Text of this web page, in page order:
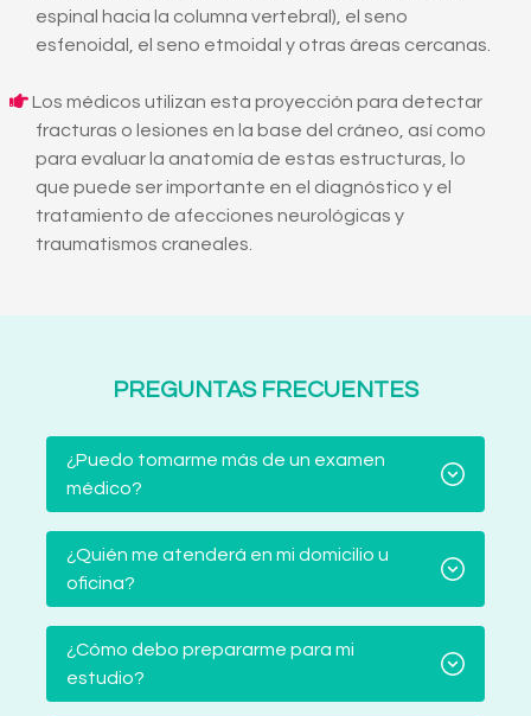
espinal hacia la columna vertebral), el seno
esfenoidal, el seno etmoidal y otras áreas cercanas.
Los médicos utilizan esta proyección para detectar
fracturas o lesiones en la base del cráneo, así como
para evaluar la anatomía de estas estructuras, lo
que puede ser importante en el diagnóstico y el
tratamiento de afecciones neurológicas y
traumatismos craneales.
PREGUNTAS FRECUENTES
¿Puedo tomarme más de un examen
médico?
¿Quién me atenderá en mi domicilio u
oficina?
¿Cómo debo prepararme para mi
estudio?